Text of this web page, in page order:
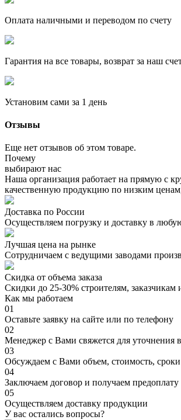
Оплата наличными и переводом по счету
Гарантия на все товары, возврат за наш
Установим сами за 1 день
Отзывы
Еще нет отзывов об этом товаре.
Почему
выбирают нас
Наша организация работает на прямую с
качественную продукцию по низким
Доставка по России
Осуществляем погрузку и доставку в
Лучшая цена на рынке
Сотрудничаем с ведущими заводами
Скидка от объема заказа
Скидки до 25-30% строителям, заказчикам
Как мы работаем
01
Оставьте заявку на сайте или по телефону
02
Менеджер с Вами свяжется для уточнения
03
Обсуждаем с Вами объем, стоимость, сроки
04
Заключаем договор и получаем предоплату
05
Осуществляем доставку продукции
У вас остались вопросы?